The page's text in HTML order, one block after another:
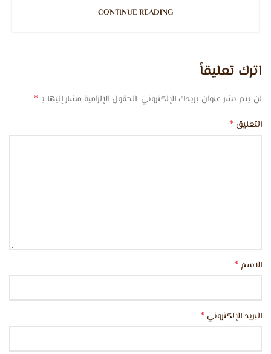
CONTINUE READING
اترك تعليقاً
لن يتم نشر عنوان بريدك الإلكتروني. الحقول الإلزامية مشار إليها بـ*
التعليق *
الاسم *
البريد الإلكتروني *